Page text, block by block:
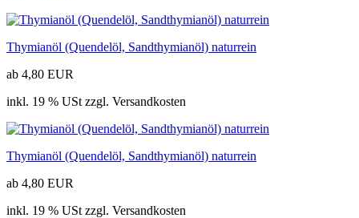
Thymianöl (Quendelöl, Sandthymianöl) naturrein
ab 4,80 EUR
inkl. 19 % USt zzgl. Versandkosten
Thymianöl (Quendelöl, Sandthymianöl) naturrein
ab 4,80 EUR
inkl. 19 % USt zzgl. Versandkosten